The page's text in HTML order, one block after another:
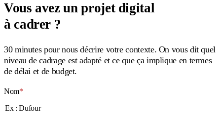
Vous avez un projet digital
à cadrer ?
30 minutes pour nous décrire votre contexte. On vous dit quel
niveau de cadrage est adapté et ce que ça implique en termes
de délai et de budget.
Nom*